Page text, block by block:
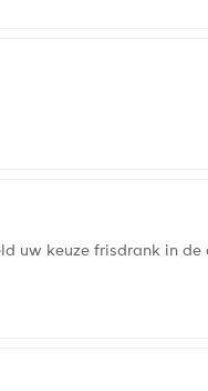
uw keuze frisdrank in